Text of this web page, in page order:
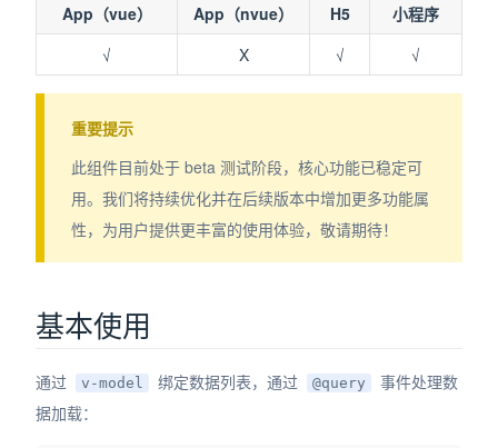
App（vue） App（nvue） H5
小程序
√
X √ √
重要提示
此组件目前处于 beta 测试阶段，核心功能已稳定可
用。我们将持续优化并在后续版本中增加更多功能属
性，为用户提供更丰富的使用体验，敬请期待！
基本使用
通过 v-model 绑定数据列表，通过 @query
事件处理数
据加载：